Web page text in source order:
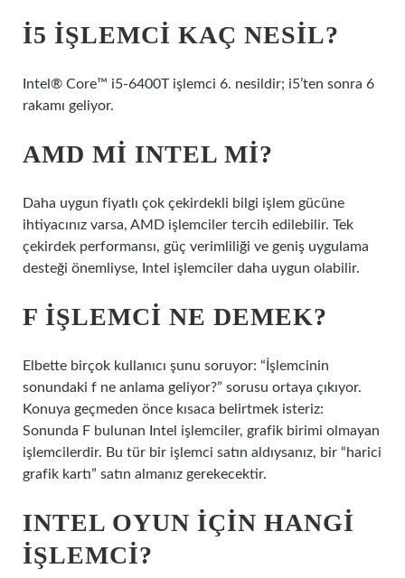
İ5 IŞLEMCI KAÇ NESIL?
Intel® Core™ i5-6400T işlemci 6. nesildir; i5’ten sonra 6
rakamı geliyor.
AMD MI INTEL MI?
Daha uygun fiyatlı çok çekirdekli bilgi işlem gücüne
ihtiyacınız varsa, AMD işlemciler tercih edilebilir. Tek
çekirdek performansı, güç verimliliği ve geniş uygulama
desteği önemliyse, Intel işlemciler daha uygun olabilir.
F IŞLEMCI NE DEMEK?
Elbette birçok kullanıcı şunu soruyor: “İşlemcinin
sonundaki f ne anlama geliyor?” sorusu ortaya çıkıyor.
Konuya geçmeden önce kısaca belirtmek isteriz:
Sonunda F bulunan Intel işlemciler, grafik birimi olmayan
işlemcilerdir. Bu tür bir işlemci satın aldıysanız, bir “harici
grafik kartı” satın almanız gerekecektir.
INTEL OYUN IÇIN HANGI
IŞLEMCI?